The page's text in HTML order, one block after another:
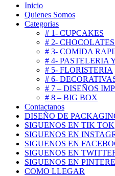
Inicio
Quienes Somos
Categorias
# 1- CUPCAKES
# 2-
# 3- COMIDA
# 4- PASTELERIA
# 5- FLORISTERIA
# 6-
# 7 – DISEÑOS
# 8 – BIG BOX
Contactanos
DISEÑO DE
SIGUENOS EN TIK TOK
SIGUENOS EN
SIGUENOS EN
SIGUENOS EN
SIGUENOS EN
COMO LLEGAR